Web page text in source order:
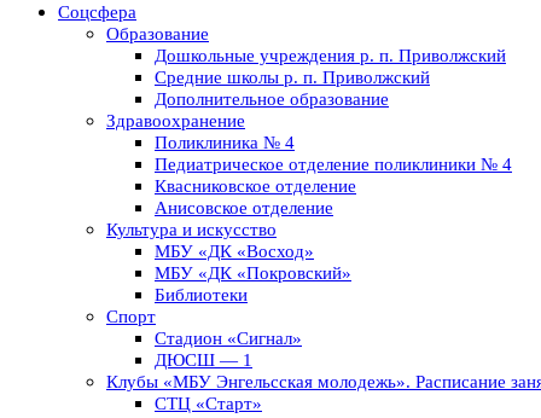
Соцсфера
Образование
Дошкольные учреждения р. п. Приволжский
Средние школы р. п. Приволжский
Дополнительное образование
Здравоохранение
Поликлиника № 4
Педиатрическое отделение поликлиники № 4
Квасниковское отделение
Анисовское отделение
Культура и искусство
МБУ «ДК «Восход»
МБУ «ДК «Покровский»
Библиотеки
Спорт
Стадион «Сигнал»
ДЮСШ — 1
Клубы «МБУ Энгельсская молодежь». Расписание
СТЦ «Старт»